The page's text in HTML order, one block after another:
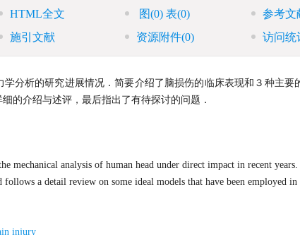
HTML全文 图(0) 表(0) 参考文
施引文献 资源附件(0) 访问统
分析的研究进展情况．简要介绍了脑损伤的临床表现和３种主要
的介绍与述评，最后指出了有待探讨的问题．
mechanical analysis of human head under direct impact in recent
a detail review on some ideal models that have been employed in
injury